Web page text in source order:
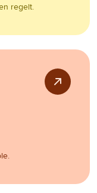
regelt.